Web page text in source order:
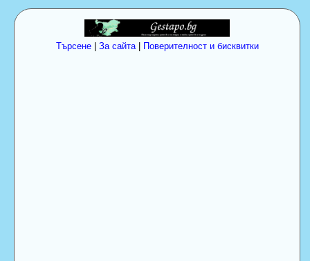
Търсене| За сайта| Поверителност и бисквитки